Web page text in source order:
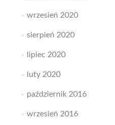
wrzesień 2020
sierpień 2020
lipiec 2020
luty 2020
październik 2016
wrzesień 2016